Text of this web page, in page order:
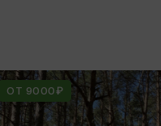
ОТ 9000₽